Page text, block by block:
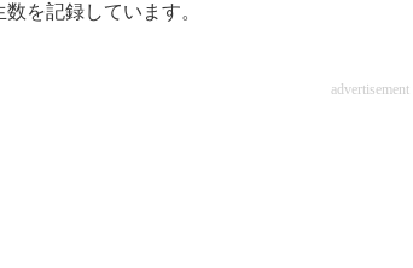
数を記録しています。
advertisement